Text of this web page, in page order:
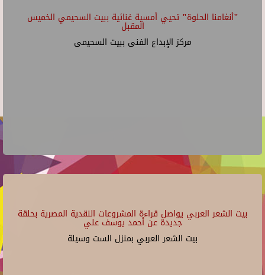
"أنغامنا الحلوة" تحيي أمسية غنائية ببيت السحيمي الخميس
المقبل
مركز الإبداع الفنى ببيت السحيمى
بيت الشعر العربي يواصل قراءة المشروعات النقدية المصرية بحلقة
جديدة عن أحمد يوسف علي
بيت الشعر العربي بمنزل الست وسيلة